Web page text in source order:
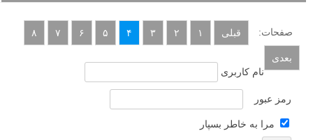
صفحات: قبلی ۱ ۲ ۳ ۴ ۵ ۶ ۷ ۸
بعدی
نام کاربری
رمز عبور
مرا به خاطر بسپار